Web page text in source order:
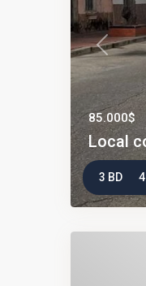
Previous
85.000$
Local
3 BD